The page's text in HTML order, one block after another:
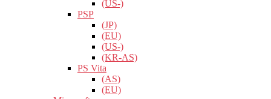
(US-)
PSP
(JP)
(EU)
(US-)
(KR-AS)
PS Vita
(AS)
(EU)